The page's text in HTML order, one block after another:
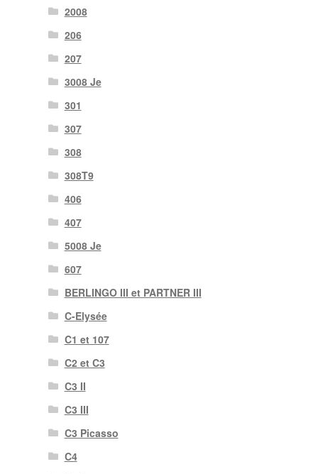
2008
206
207
3008 Je
301
307
308
308T9
406
407
5008 Je
607
BERLINGO III et PARTNER III
C-Elysée
C1 et 107
C2 et C3
C3 II
C3 III
C3 Picasso
C4